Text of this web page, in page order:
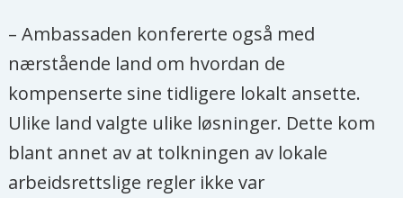
– Ambassaden konfererte også med
nærstående land om hvordan de
kompenserte sine tidligere lokalt ansette.
Ulike land valgte ulike løsninger. Dette kom
blant annet av at tolkningen av lokale
arbeidsrettslige regler ikke var